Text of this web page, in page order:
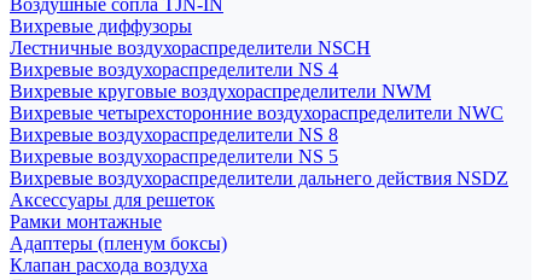
Воздушные сопла TJN-IN
Вихревые диффузоры
Лестничные воздухораспределители NSCH
Вихревые воздухораспределители NS 4
Вихревые круговые воздухораспределители NWM
Вихревые четырехсторонние воздухораспределители NWC
Вихревые воздухораспределители NS 8
Вихревые воздухораспределители NS 5
Вихревые воздухораспределители дальнего действия NSDZ
Аксессуары для решеток
Рамки монтажные
Адаптеры (пленум боксы)
Клапан расхода воздуха